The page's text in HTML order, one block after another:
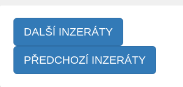
DALŠÍ INZERÁTY
PŘEDCHOZÍ INZERÁTY